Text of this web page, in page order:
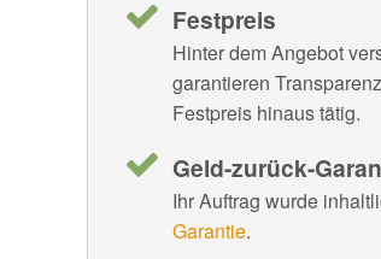
Festpreis
Hinter dem Angebot
garantieren
Festpreis hinaus tätig.
Geld-zurück-
Ihr Auftrag wurde
Garantie.